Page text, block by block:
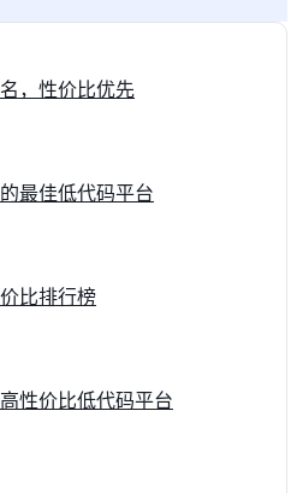
，性价比优先
最佳低代码平台
比排行榜
性价比低代码平台